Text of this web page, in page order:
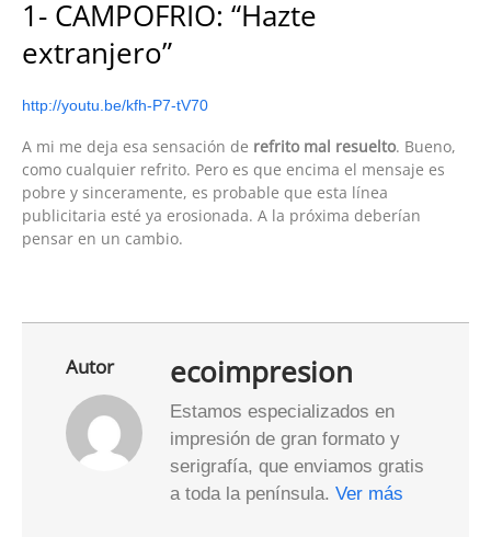
1- CAMPOFRIO: “Hazte
extranjero”
http://youtu.be/kfh-P7-tV70
A mi me deja esa sensación de refrito mal resuelto. Bueno,
como cualquier refrito. Pero es que encima el mensaje es
pobre y sinceramente, es probable que esta línea
publicitaria esté ya erosionada. A la próxima deberían
pensar en un cambio.
Autor ecoimpresion
Estamos especializados en
impresión de gran formato y
serigrafía, que enviamos gratis
a toda la península. Ver más